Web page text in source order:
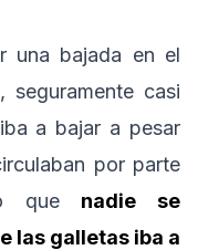
una bajada en el
casi
a bajar a pesar
por parte
que nadie se
las galletas iba a